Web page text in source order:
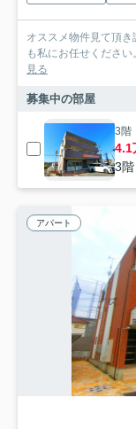
オススメ物件見て頂
も私にお任せくださ
見る
募集中の部屋
3階
4.1
3
アパート